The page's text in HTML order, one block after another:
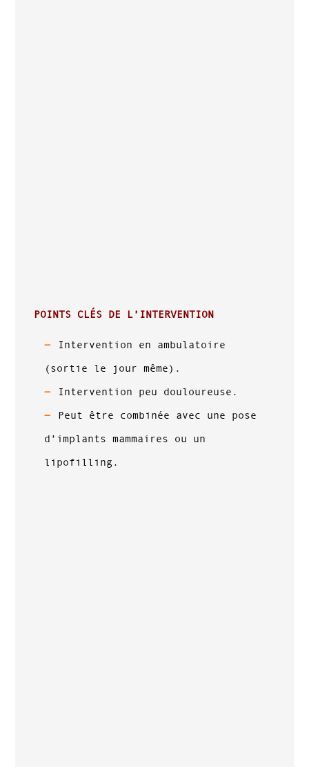
POINTS CLÉS DE L’INTERVENTION
Intervention en ambulatoire
(sortie le jour même).
Intervention peu douloureuse.
Peut être combinée avec une pose
d’implants mammaires ou un
lipofilling.